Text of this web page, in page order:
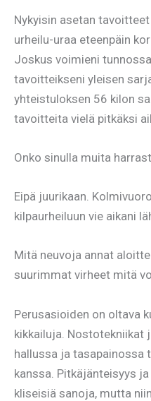
Nykyisin asetan
urheilu-uraa eteenpäin
Joskus voimieni
tavoitteikseni yleisen
yhteistuloksen 56 kilon
tavoitteita vielä pitkäksi
Onko sinulla muita
Eipä juurikaan.
kilpaurheiluun vie aikani
Mitä neuvoja annat
suurimmat virheet mitä
Perusasioiden on oltava
kikkailuja. Nostotekniikat
hallussa ja tasapainossa
kanssa. Pitkäjänteisyys
kliseisiä sanoja, mutta